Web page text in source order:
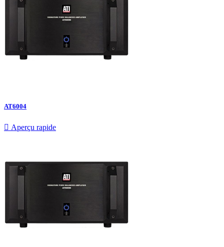
AT6004
 Aperçu rapide